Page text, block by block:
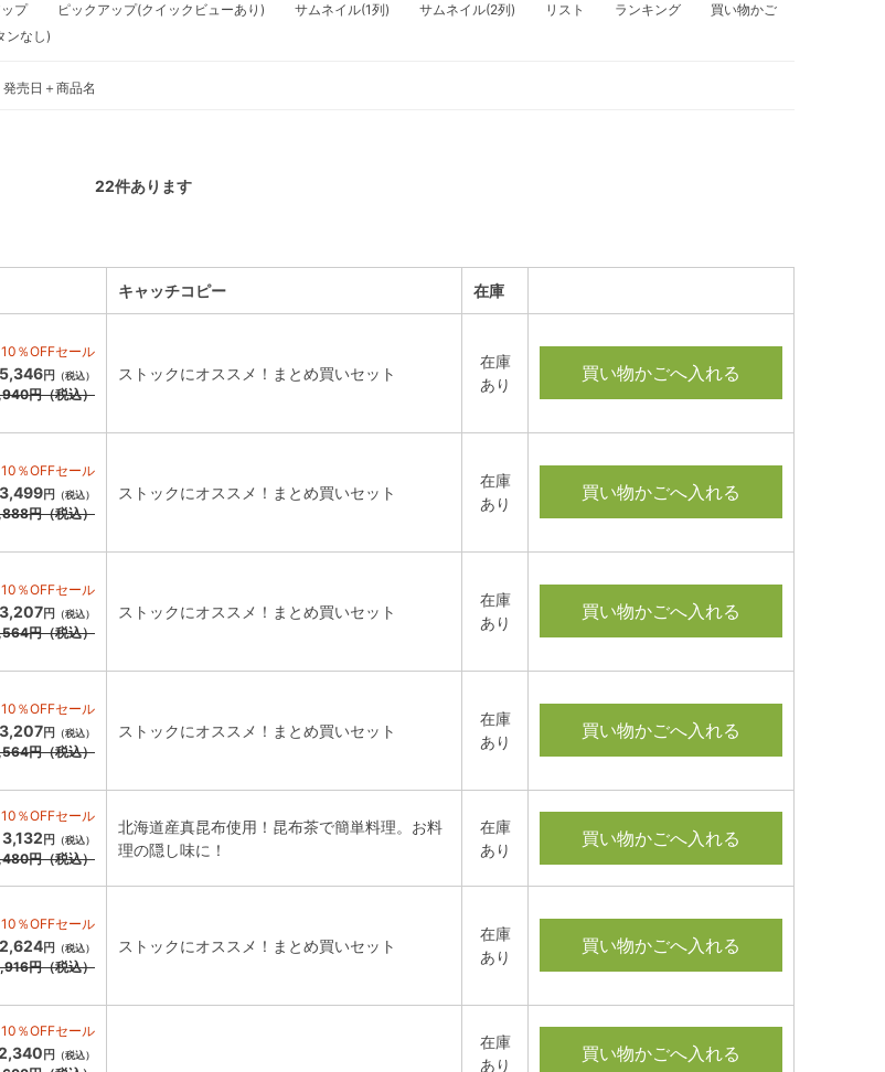
プ ピックアップ(クイックビューあり) サムネイル(1列) サムネイル(2列) リスト ランキング
買い物かご
ンなし)
発売日＋商品名
22件あります
キャッチコピー 在庫
10％OFFセール
5,346円 （税込）
円（税込）
ストックにオススメ！まとめ買いセット
在庫
あり
買い物かごへ入れる
10％OFFセール
3,499円 （税込）
円（税込）
ストックにオススメ！まとめ買いセット
在庫
あり
買い物かごへ入れる
10％OFFセール
3,207円 （税込）
円（税込）
ストックにオススメ！まとめ買いセット
在庫
あり
買い物かごへ入れる
10％OFFセール
3,207円 （税込）
円（税込）
ストックにオススメ！まとめ買いセット
在庫
あり
買い物かごへ入れる
10％OFFセール
3,132 円 （税込）
円（税込）
北海道産真昆布使用！昆布茶で簡単料理。お料
理の隠し味に！
在庫
あり
買い物かごへ入れる
10％OFFセール
2,624円 （税込）
円（税込）
ストックにオススメ！まとめ買いセット
在庫
あり
買い物かごへ入れる
10％OFFセール
円 （税込）
在庫
あり
買い物かごへ入れる